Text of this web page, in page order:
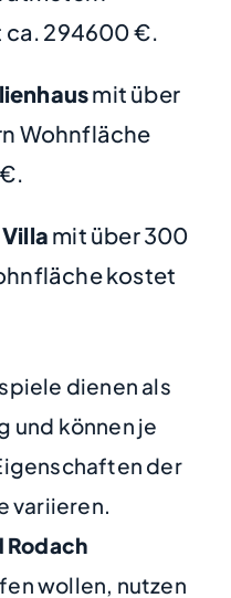
294600 €.
mit über
Wohnfläche
Villa mit über 300
kostet
dienen als
und können je
der
variieren.
Rodach
wollen, nutzen